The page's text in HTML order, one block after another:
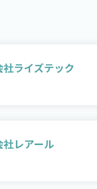
ライズテック
社レアール